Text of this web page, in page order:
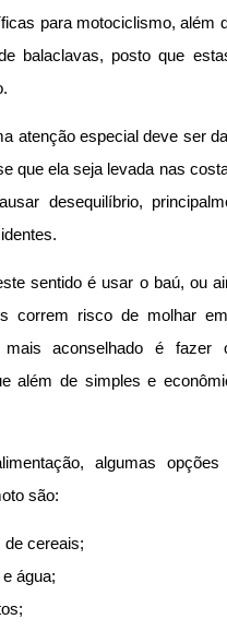
para motociclismo, além
balaclavas, posto que
atenção especial deve ser
que ela seja levada nas
desequilíbrio,
sentido é usar o baú, ou
correm risco de molhar
mais aconselhado é
além de simples e
algumas
são:
de cereais;
água;